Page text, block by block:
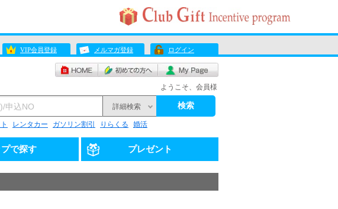
VIP会員登録 メルマガ登録 ログイン
ようこそ、会員様
詳細検索 検索
レンタカー ガソリン割引 りらくる 婚活
で探す プレゼント